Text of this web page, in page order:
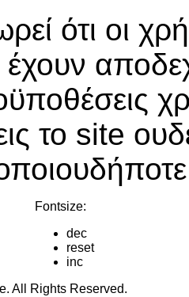
ότι οι
το site
Fontsize:
dec
reset
inc
All Rights Reserved.